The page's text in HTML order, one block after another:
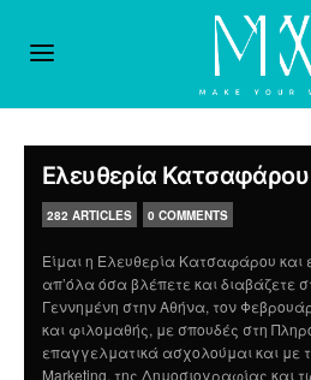
Ελευθερία Κατσαφάρου
282 ARTICLES 0 COMMENTS
Είμαι η Ελευθερία Κατσαφάρου και
απ’όλα όσα βλέπετε και διαβάζετε
Γεννημένη στην Αθήνα, τον
και φιλομαθής, με σπουδές στη
επαγγελματικά ασχολούμαι και με
Marketing, της Δημοσιογραφίας και